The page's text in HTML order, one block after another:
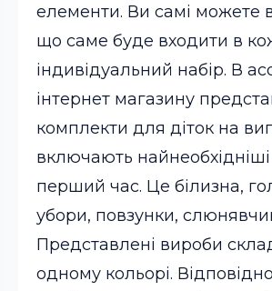
елементи. Ви самі можете
що саме буде входити в
індивідуальний набір. В
інтернет магазину
комплекти для діток на
включають найнеобхідніші
перший час. Це білизна,
убори, повзунки,
Представлені вироби
одному кольорі.